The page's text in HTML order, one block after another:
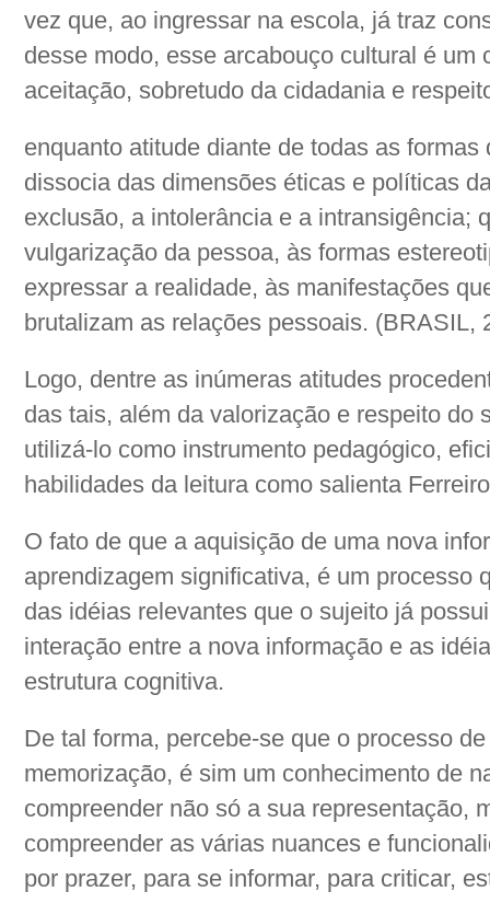
vez que, ao ingressar na escola, já traz
desse modo, esse arcabouço cultural é um
aceitação, sobretudo da cidadania e
enquanto atitude diante de todas as
dissocia das dimensões éticas e políticas
exclusão, a intolerância e a intransigência;
vulgarização da pessoa, às formas
expressar a realidade, às manifestações
brutalizam as relações pessoais. (BRASIL,
Logo, dentre as inúmeras atitudes
das tais, além da valorização e respeito do
utilizá-lo como instrumento pedagógico,
habilidades da leitura como salienta
O fato de que a aquisição de uma nova
aprendizagem significativa, é um processo
das idéias relevantes que o sujeito já
interação entre a nova informação e as
estrutura cognitiva.
De tal forma, percebe-se que o processo
memorização, é sim um conhecimento de
compreender não só a sua representação,
compreender as várias nuances e
por prazer, para se informar, para criticar,